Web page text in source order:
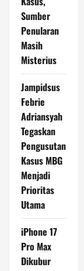
Sumber
Penularan
Masih
Misterius
Jampidsus
Febrie
Adriansyah
Tegaskan
Pengusutan
Kasus MBG
Menjadi
Prioritas
Utama
iPhone 17
Pro Max
Dikubur